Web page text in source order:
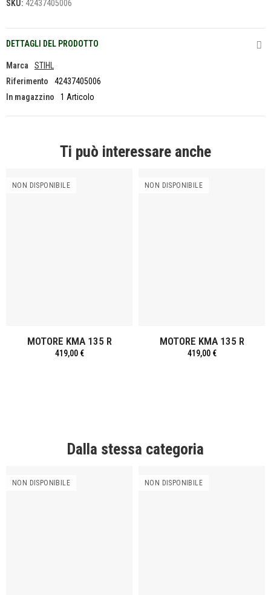
SKU: 42437405006
DETTAGLI DEL PRODOTTO
Marca
STIHL
Riferimento
42437405006
In magazzino
1 Articolo
Ti può interessare anche
NON DISPONIBILE
MOTORE KMA 135 R
419,00 €
NON DISPONIBILE
MOTORE KMA 135 R
419,00 €
Dalla stessa categoria
NON DISPONIBILE NON DISPONIBILE